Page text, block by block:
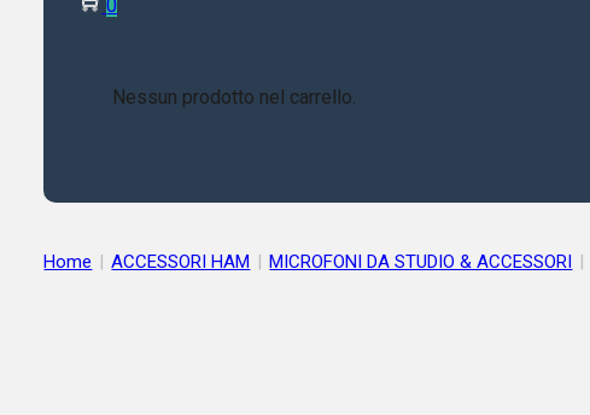
0
Nessun prodotto nel carrello.
Home | ACCESSORI HAM | MICROFONI DA STUDIO & ACCESSORI |